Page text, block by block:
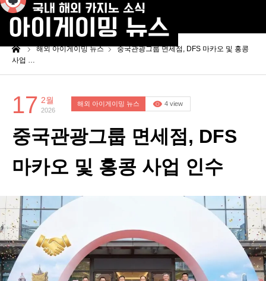
해외 아이게이밍 뉴스
중국관광그룹 면세점, DFS 마카오 및 홍콩
사업 …
17 2월
2026
해외 아이게이밍 뉴스 4 view
중국관광그룹 면세점, DFS
마카오 및 홍콩 사업 인수